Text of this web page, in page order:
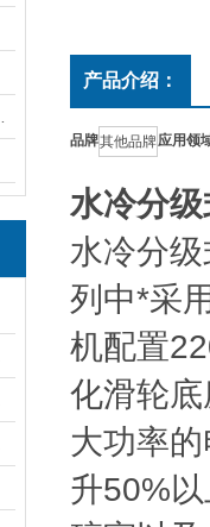
产品介绍：
品牌其他品牌应用领
水冷分
水冷分
列中*采
机配置
化滑轮
大功率
升50%